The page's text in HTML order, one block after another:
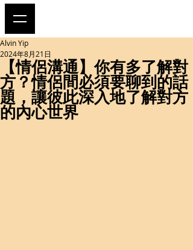
【情侶溝通】你有多了解對
方？情侶間必須要聊到的話
題，讓彼此深入地了解對方
的內心世界
Alvin Yip
2024年8月21日